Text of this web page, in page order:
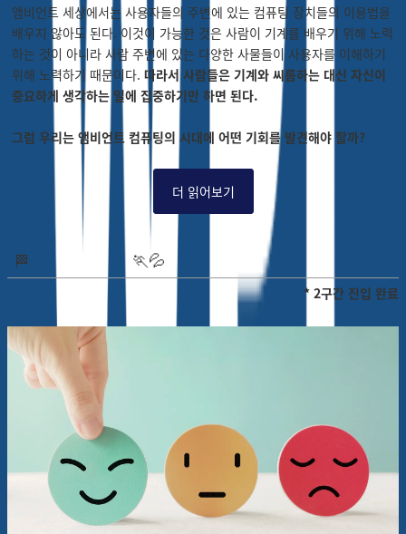
앰비언트 세상에서는 사용자들의 주변에 있는 컴퓨팅 장치들의 이용법을
배우지 않아도 된다. 이것이 가능한 것은 사람이 기계를 배우기 위해 노력
하는 것이 아니라 사람 주변에 있는 다양한 사물들이 사용자를 이해하기
위해 노력하기 때문이다. 따라서 사람들은 기계와 씨름하는 대신 자신이
중요하게 생각하는 일에 집중하기만 하면 된다.
그럼 우리는 앰비언트 컴퓨팅의 시대에 어떤 기회를 발견해야 할까?
더 읽어보기
🏁 🏃💦
* 2구간 진입 완료